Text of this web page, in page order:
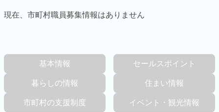
現在、市町村職員募集情報はありません
セールス ポイント
暮らしの情報 住まい情報
市町村の支援制度 イベント・ 観光情報
基本情報